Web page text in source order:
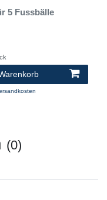
5 Fussbälle
(0)